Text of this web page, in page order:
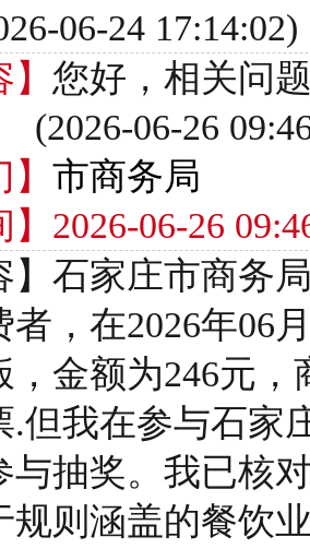
06-24 17:14:02)
您好，相关问
(2026-06-26
市商务局
】2026-06-26
】石家庄市商务
者，在2026年06
，金额为246元
.但我在参与石家
与抽奖。我已核
规则涵盖的餐饮